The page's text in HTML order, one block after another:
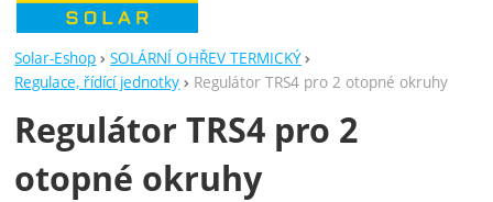
Solar-Eshop
SOLÁRNÍ OHŘEV TERMICKÝ
Regulace, řídící jednotky
Regulátor TRS4 pro 2 otopné okruhy
Regulátor TRS4 pro 2
otopné okruhy